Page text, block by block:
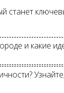
станет
и какие